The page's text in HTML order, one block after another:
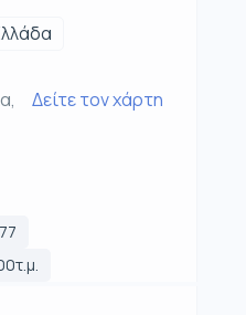
Δείτε τον χάρτη